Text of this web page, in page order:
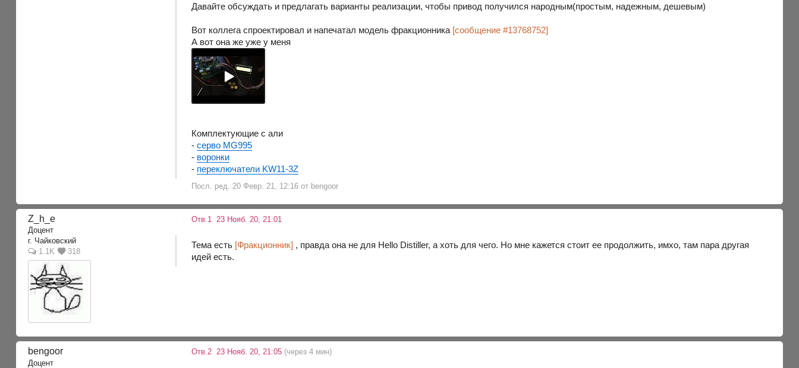
Давайте обсуждать и предлагать варианты реализации, чтобы привод получился народным(простым, надежным, дешевым)
Вот коллега спроектировал и напечатал модель фракционника [сообщение #13768752]
А вот она же уже у меня
Комплектующие с али
-серво MG995
- воронки
- переключатели KW11-3Z
Посл. ред. 20 Февр. 21, 12:16 от bengoor
Z_h_e
Доцент
г. Чайковский
1.1K
318
Отв.1 23 Нояб. 20, 21:01
Тема есть [Фракционник] , правда она не для Hello Distiller, а хоть для чего. Но мне кажется стоит ее продолжить, имхо, там пара другая
идей есть.
bengoor
Доцент
Отв.2 23 Нояб. 20, 21:05 (через 4 мин)